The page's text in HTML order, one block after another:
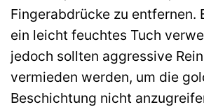
Fingerabdrücke zu entfernen.
ein leicht feuchtes Tuch
jedoch sollten aggressive
vermieden werden, um die
Beschichtung nicht